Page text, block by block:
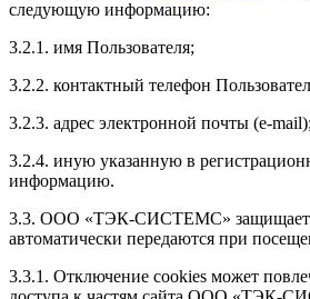
следующую информацию:
3.2.1. имя Пользователя;
3.2.2. контактный телефон
3.2.3. адрес электронной почты (e-
3.2.4. иную указанную в
информацию.
3.3. ООО «ТЭК-СИСТЕМС» защищает
автоматически передаются при
3.3.1. Отключение cookies может